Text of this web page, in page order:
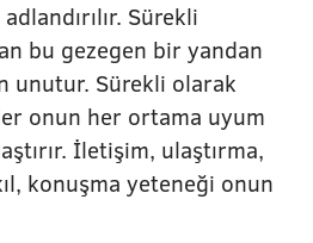
Sürekli
bu gezegen bir yandan
unutur. Sürekli olarak
onun her ortama uyum
İletişim, ulaştırma,
konuşma yeteneği onun